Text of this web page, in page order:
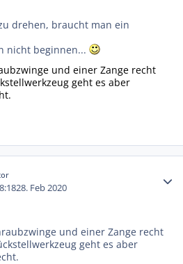
drehen, braucht man ein
nicht beginnen...
und einer Zange recht
geht es aber
28. Feb 2020
und einer Zange recht
geht es aber